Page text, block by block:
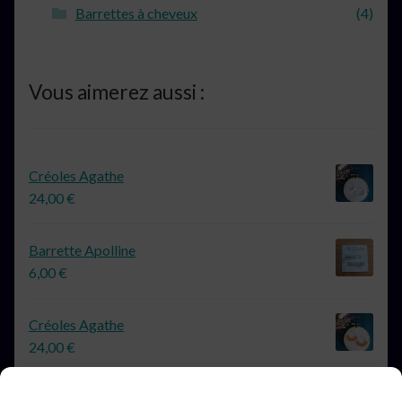
Barrettes à cheveux
(4)
Vous aimerez aussi :
Créoles Agathe
24,00€
Barrette Apolline
6,00€
Créoles Agathe
24,00€